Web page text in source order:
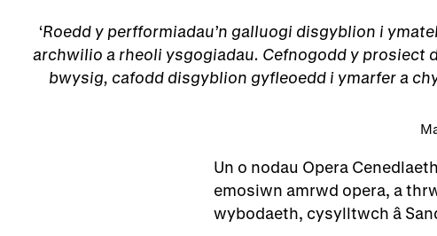
Roedd y perfformiadau’n galluogi disgyblion i
archwilio a rheoli ysgogiadau. Cefnogodd y
bwysig, cafodd disgyblion gyfleoedd i ymarfer a
Un o nodau Opera
emosiwn amrwd opera, a
wybodaeth, cysylltwch â